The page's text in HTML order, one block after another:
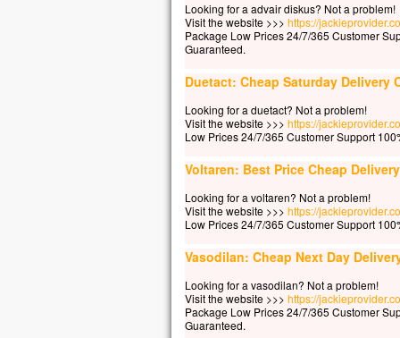
«
et
et,
et
le
«
Looking for a advair diskus? Not a problem!
Visit the website >>> https://
Package Low Prices 24/7/365 Customer
Guaranteed.
Duetact: Cheap Saturday Delivery
Looking for a duetact? Not a problem!
Visit the website >>> https://
Low Prices 24/7/365 Customer Support
Voltaren: Best Price Cheap Delivery
Looking for a voltaren? Not a problem!
Visit the website >>> https://
Low Prices 24/7/365 Customer Support
Vasodilan: Cheap Next Day
Looking for a vasodilan? Not a problem!
Visit the website >>> https://
Package Low Prices 24/7/365 Customer
Guaranteed.